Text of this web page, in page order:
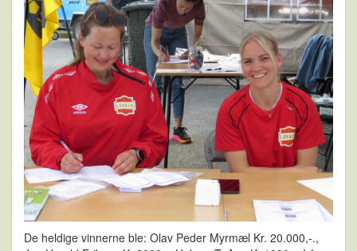
De heldige vinnerne ble: Olav Peder Myrmæl Kr. 20.000,-.,